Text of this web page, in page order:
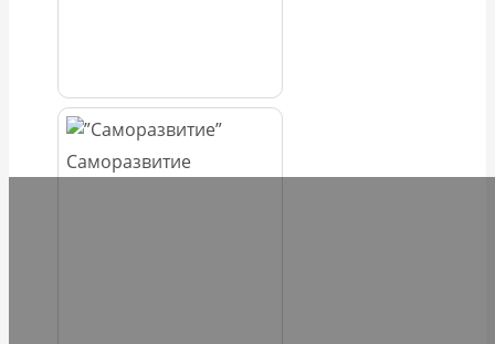
Саморазвитие